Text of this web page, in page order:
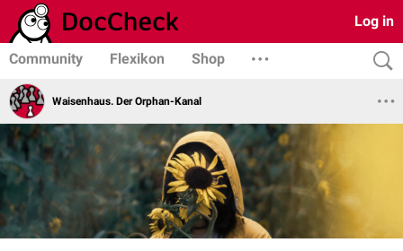
Log in
Community Flexikon Shop
Waisenhaus. Der Orphan-Kanal